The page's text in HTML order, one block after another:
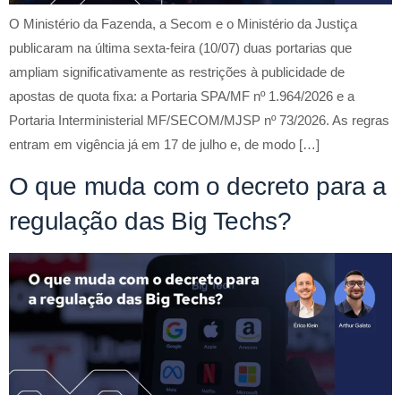
O Ministério da Fazenda, a Secom e o Ministério da Justiça
publicaram na última sexta-feira (10/07) duas portarias que
ampliam significativamente as restrições à publicidade de
apostas de quota fixa: a Portaria SPA/MF nº 1.964/2026 e a
Portaria Interministerial MF/SECOM/MJSP nº 73/2026. As regras
entram em vigência já em 17 de julho e, de modo […]
O que muda com o decreto para a
regulação das Big Techs?